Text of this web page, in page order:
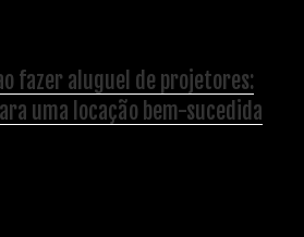
fazer aluguel de projetores:
uma locação bem-sucedida